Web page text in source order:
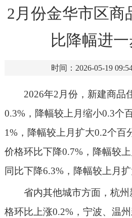
2月份金华市区商
比降幅进
时间：2026-05-19
2026年2月 份 ，新建商品
0.3%，降幅较上月缩小0.3个
1%，降幅较上月扩大0.2个百
价格环比下降0.7%，降幅较
同比下降6.3%，降幅较上月扩
省内其他城市方面，杭
格环比上涨0.2%， 宁波、温州